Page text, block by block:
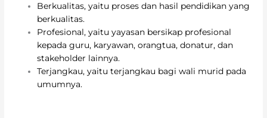
Berkualitas, yaitu proses dan hasil pendidikan yang
berkualitas.
Profesional, yaitu yayasan bersikap profesional
kepada guru, karyawan, orangtua, donatur, dan
stakeholder lainnya.
Terjangkau, yaitu terjangkau bagi wali murid pada
umumnya.